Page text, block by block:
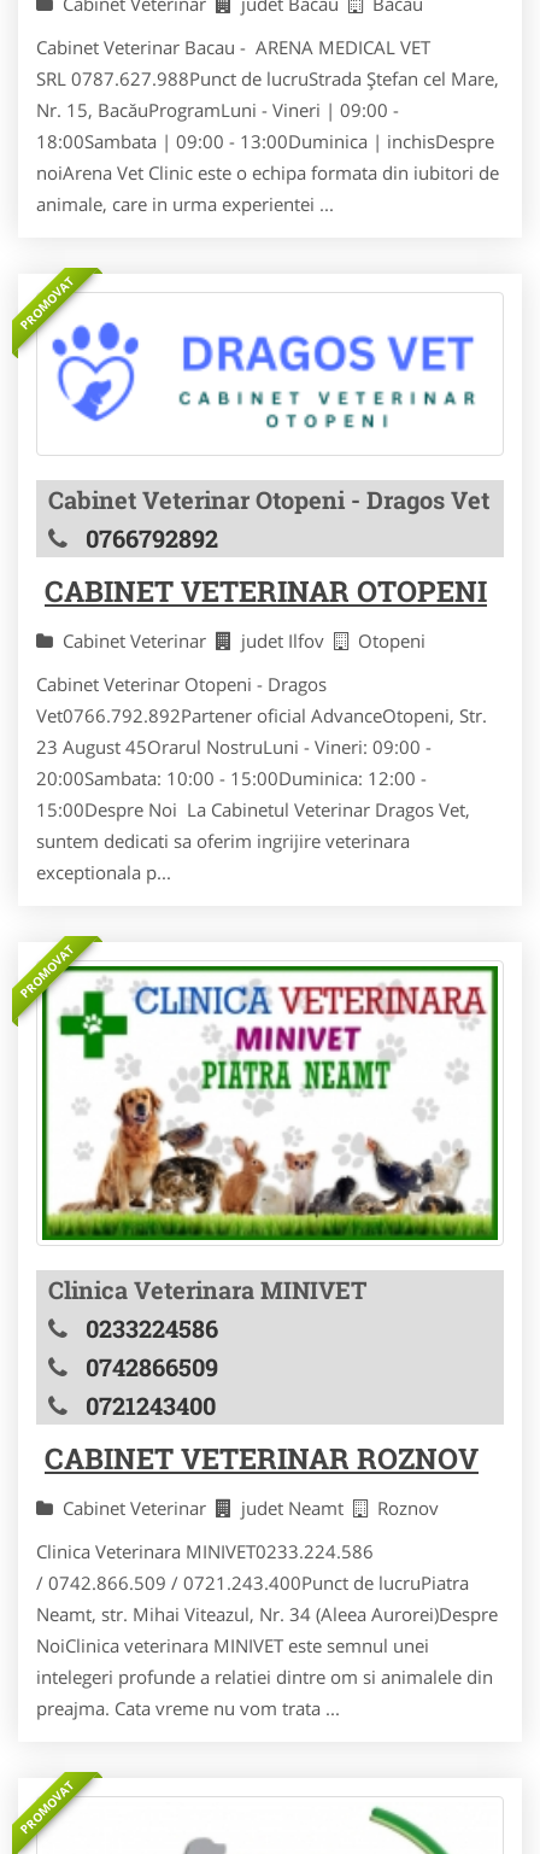
Cabinet Veterinar Bacau - ARENA MEDICAL VET
SRL 0787.627.988Punct de lucruStrada Ștefan cel Mare,
Nr. 15, BacăuProgramLuni - Vineri | 09:00 -
18:00Sambata | 09:00 - 13:00Duminica | inchisDespre
noi Arena Vet Clinic este o echipa formata din iubitori de
animale, care in urma experientei ...
PROMOVAT
Cabinet Veterinar Otopeni - Dragos Vet
0766792892
CABINET VETERINAR OTOPENI
Cabinet Veterinar judet Ilfov
Otopeni
Cabinet Veterinar Otopeni - Dragos
Vet0766.792.892Partener oficial AdvanceOtopeni, Str.
23 August 45Orarul NostruLuni - Vineri: 09:00 -
20:00Sambata: 10:00 - 15:00Duminica: 12:00 -
15:00Despre Noi La Cabinetul Veterinar Dragos Vet,
suntem dedicati sa oferim ingrijire veterinara
exceptionala p...
PROMOVAT
Clinica Veterinara MINIVET
0233224586
0742866509
0721243400
CABINET VETERINAR ROZNOV
Cabinet Veterinar judet Neamt
Roznov
Clinica Veterinara MINIVET0233.224.586
/ 0742.866.509 / 0721.243.400Punct de lucruPiatra
Neamt, str. Mihai Viteazul, Nr. 34 (Aleea Aurorei)Despre
NoiClinica veterinara MINIVET este semnul unei
intelegeri profunde a relatiei dintre om si animalele din
preajma. Cata vreme nu vom trata ...
PROMOVAT